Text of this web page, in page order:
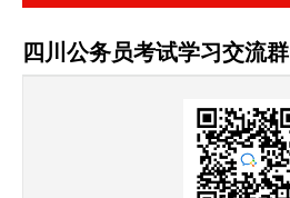
四川公务员考试学习交流群